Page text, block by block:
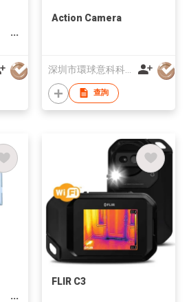
Action Camera
深圳市環球意科科技有限公司
查詢
FLIR C3